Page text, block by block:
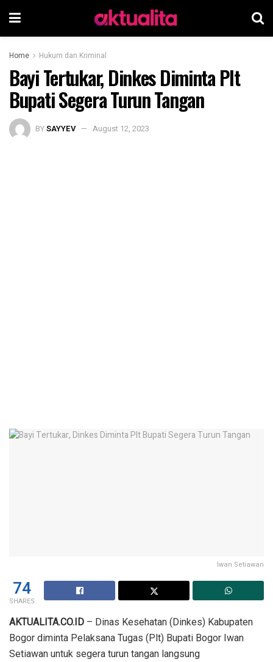
Home Hukum dan Kriminal
Bayi Tertukar, Dinkes Diminta Plt
Bupati Segera Turun Tangan
BYSAYYEV August 12, 2023
Iwan Setiawan
74
SHARES
AKTUALITA.CO.ID – Dinas Kesehatan (Dinkes) Kabupaten
Bogor diminta Pelaksana Tugas (Plt) Bupati Bogor Iwan
Setiawan untuk segera turun tangan langsung